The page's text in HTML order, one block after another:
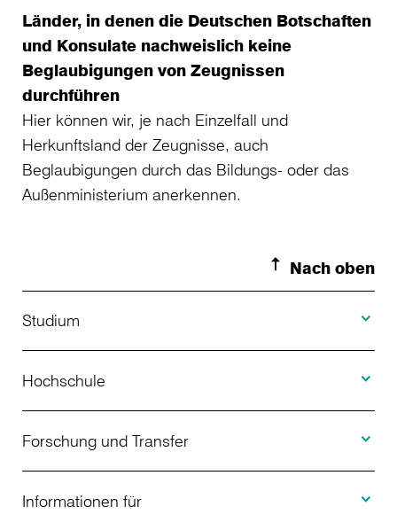
Länder, in denen die Deutschen Botschaften
und Konsulate nachweislich keine
Beglaubigungen von Zeugnissen
durchführen
Hier können wir, je nach Einzelfall und
Herkunftsland der Zeugnisse, auch
Beglaubigungen durch das Bildungs- oder das
Außenministerium anerkennen.
Nach oben
Studium
Studienangebot
Bewerbung
Studienberatung
Hochschule
Über uns
Aktuelles
Forschung und Transfer
Projekte
Informationen für